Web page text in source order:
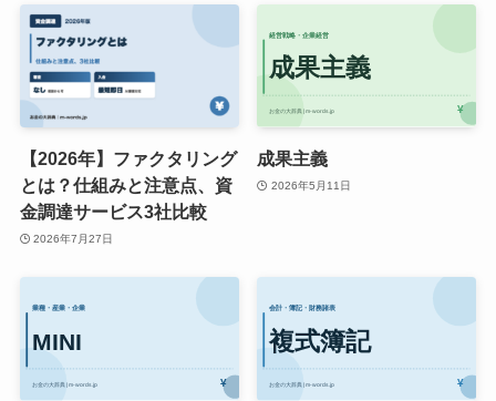
【2026年】ファクタリング
とは？仕組みと注意点、資
金調達サービス3社比較
2026年7月27日
成果主義
2026年5月11日